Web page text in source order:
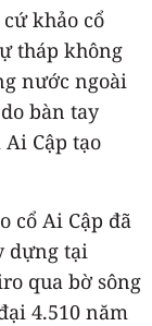
khảo cổ
tháp không
nước ngoài
bàn tay
Cập tạo
cổ Ai Cập đã
dựng tại
qua bờ sông
4.510 năm